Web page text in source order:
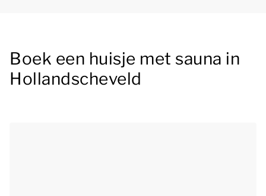
Boek een huisje met sauna in
Hollandscheveld